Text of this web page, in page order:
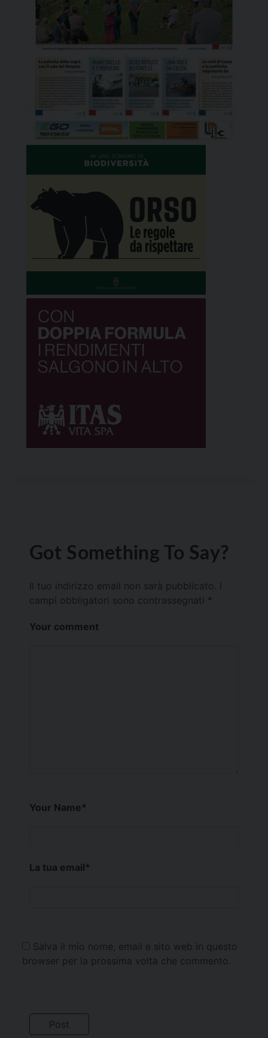
Got Something To Say?
Il tuo indirizzo email non sarà pubblicato.
campi obbligatori sono contrassegnati *
Your comment
Your Name*
La tua email*
Salva il mio nome, email e sito web in questo
browser per la prossima volta che commento.